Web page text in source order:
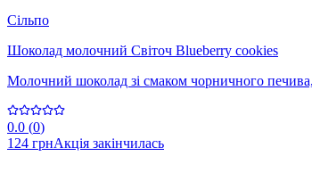
Сільпо
Шоколад молочний Світоч Blueberry cookies
Молочний шоколад зі смаком чорничного
0.0 (0)
124 грнАкція закінчилась